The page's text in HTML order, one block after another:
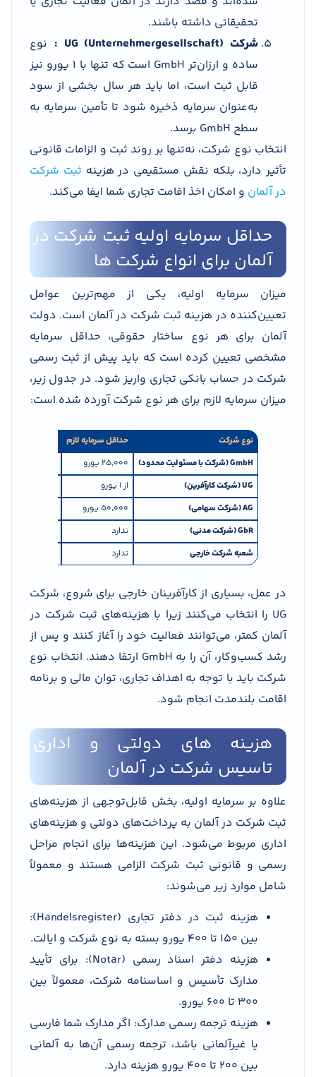
تحقیقاتی داشته باشند.
شرکت UG (Unternehmergesellschaft) :
نوع
ساده‌ و ارزان‌تر GmbH است که تنها با ۱ یورو نیز
قابل ثبت است، اما باید هر سال بخشی از سود
به‌عنوان سرمایه ذخیره شود تا تأمین سرمایه به
سطح GmbH برسد.
انتخاب نوع شرکت، نه‌تنها بر روند ثبت و الزامات قانونی
تأثیر دارد، بلکه نقش مستقیمی در هزینه ثبت شرکت
در آلمان و امکان اخذ اقامت تجاری شما ایفا می‌کند.
حداقل سرمایه اولیه ثبت شرکت در
آلمان برای انواع شرکت ها
میزان سرمایه اولیه، یکی از مهم‌ترین عوامل
تعیین‌کننده در هزینه ثبت شرکت در آلمان است. دولت
آلمان برای هر نوع ساختار حقوقی، حداقل سرمایه
مشخصی تعیین کرده است که باید پیش از ثبت رسمی
شرکت در حساب بانکی تجاری واریز شود. در جدول زیر،
میزان سرمایه لازم برای هر نوع شرکت آورده شده است:
نوع شرکت حداقل سرمایه لازم
GmbH (شرکت با مسئولیت محدود)
۲۵٬۰۰۰ یورو
UG (شرکت کارآفرین)
از ۱ یورو
AG (شرکت سهامی)
۵۰٬۰۰۰ یورو
GbR (شرکت مدنی)
ندارد
شعبه شرکت خارجی
ندارد
در عمل، بسیاری از کارآفرینان خارجی برای شروع، شرکت
UG را انتخاب می‌کنند زیرا با هزینه‌های ثبت شرکت در
آلمان کمتر، می‌توانند فعالیت خود را آغاز کنند و پس از
رشد کسب‌وکار، آن را به GmbH ارتقا دهند. انتخاب نوع
شرکت باید با توجه به اهداف تجاری، توان مالی و برنامه
اقامت بلندمدت انجام شود.
هزینه های دولتی و اداری
تاسیس شرکت در آلمان
علاوه بر سرمایه اولیه، بخش قابل‌توجهی از هزینه‌های
ثبت شرکت در آلمان به پرداخت‌های دولتی و هزینه‌های
اداری مربوط می‌شود. این هزینه‌ها برای انجام مراحل
رسمی و قانونی ثبت شرکت الزامی هستند و معمولاً
شامل موارد زیر می‌شوند:
هزینه ثبت در دفتر تجاری (Handelsregister):
بین ۱۵۰ تا ۴۰۰ یورو بسته به نوع شرکت و ایالت.
هزینه دفتر اسناد رسمی (Notar): برای تأیید
مدارک تأسیس و اساسنامه شرکت، معمولاً بین
۳۰۰ تا ۶۰۰ یورو.
هزینه ترجمه رسمی مدارک: اگر مدارک شما فارسی
یا غیرآلمانی باشد، ترجمه رسمی آن‌ها به آلمانی
بین ۲۰۰ تا ۴۰۰ یورو هزینه دارد.